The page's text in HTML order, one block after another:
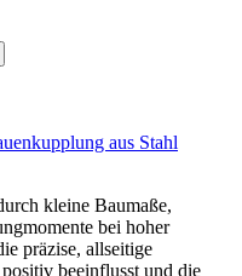
aus Stahl
kleine Baumaße,
bei hoher
präzise, allseitige
beeinflusst und die